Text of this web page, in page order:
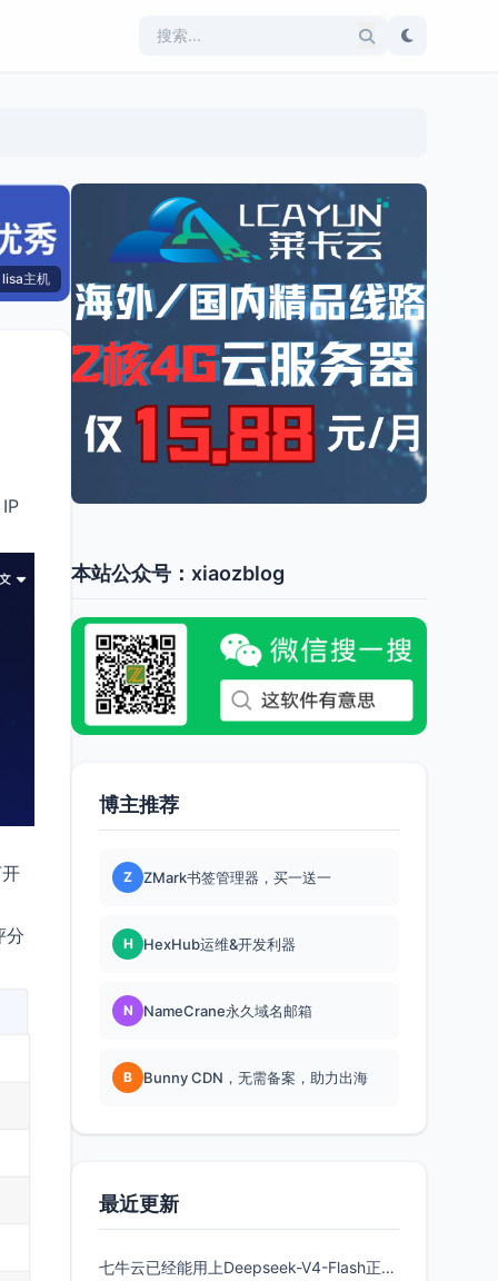
lisa主机
开
分
本站公众号：xiaozblog
博主推荐
Z ZMark书签管理器，买一送一
H HexHub运维&开发利器
N NameCrane永久域名邮箱
B Bunny CDN，无需备案，助力出海
最近更新
七牛云已经能用上Deepseek-V4-Flash正式版了，点此领取300万Token